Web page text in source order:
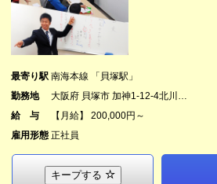
最寄り駅 南海本線 「貝塚駅」
勤務地
大阪府 貝塚市 加神1-12-4北川…
給 与
【月給】 200,000円～
雇用形態 正社員
キープする